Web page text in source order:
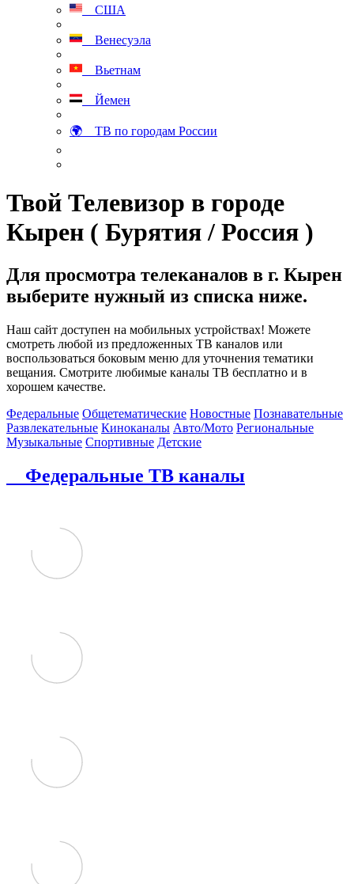
США
Венесуэла
Вьетнам
Йемен
🌍 ТВ по городам России
Твой Телевизор в городе
Кырен ( Бурятия / Россия )
Для просмотра телеканалов в г. Кырен
выберите нужный из списка ниже.
Наш сайт доступен на мобильных устройствах! Можете
смотреть любой из предложенных ТВ каналов или
воспользоваться боковым меню для уточнения тематики
вещания. Смотрите любимые каналы ТВ бесплатно и в
хорошем качестве.
Федеральные Общетематические Новостные Познавательные
Развлекательные Киноканалы Авто/Мото Региональные
Музыкальные Спортивные Детские
Федеральные ТВ каналы